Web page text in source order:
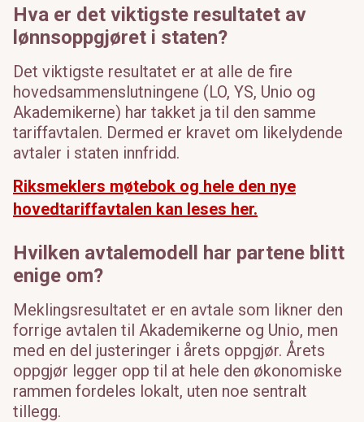
Hva er det viktigste resultatet av
lønnsoppgjøret i staten?
Det viktigste resultatet er at alle de fire
hovedsammenslutningene (LO, YS, Unio og
Akademikerne) har takket ja til den samme
tariffavtalen. Dermed er kravet om likelydende
avtaler i staten innfridd.
Riksmeklers møtebok og hele den nye
hovedtariffavtalen kan leses her.
Hvilken avtalemodell har partene blitt
enige om?
Meklingsresultatet er en avtale som likner den
forrige avtalen til Akademikerne og Unio, men
med en del justeringer i årets oppgjør. Årets
oppgjør legger opp til at hele den økonomiske
rammen fordeles lokalt, uten noe sentralt
tillegg.